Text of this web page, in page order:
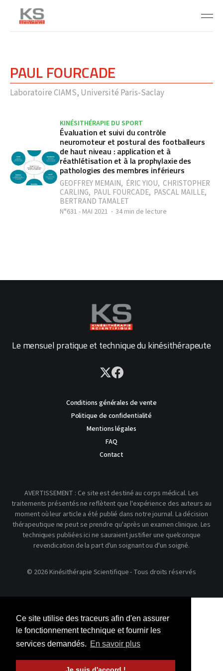
Ce site utilise des traceurs afin d'en assurer
le fonctionnement technique et fournir les
services demandés. En savoir plus
PAUL FOURCADE
Laboratoire CIAMS, Université Paris-Saclay
KINÉSITHÉRAPIE DU SPORT
Évaluation et suivi du contrôle
neuromoteur et postural des footballeurs
de haut niveau : application et à
réathlétisation et à la prophylaxie des
pathologies des membres inférieurs
GEOFFREY MEMAIN, ÉRIC YIOU, CHRISTOPHER
CARLING, PAUL FOURCADE, PASCAL MAILLE,
BERTRAND TAMALET
N°631 - MAI 2021 34 min de lecture
Le mensuel pratique et technique du kinésithérapeute
Conditions générales de vente
Politique de confidentialité
Mentions légales
FAQ
Contact
AVERTISSEMENT : Ce site est destiné au corps médical. Les
traitements présentés ne reflètent que l'expérience des auteurs au
moment où leur article a été publié dans notre journal. La décision
thérapeutique ne peut se prendre qu'après un examen clinique. Les
techniques publiées ici ne sauraient justifier une quelconque
revendication de la part d'un soignant ou d'un soigné.
© 2026 Kinésithérapie Scientifique - Tous droits réservés